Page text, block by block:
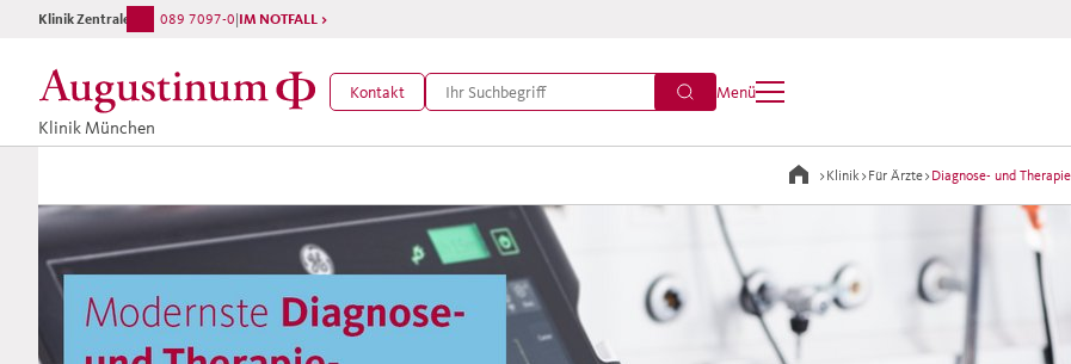
Klinik München
Kontakt Menü
Klinik Zentrale 089 7097-0|IM NOTFALL >
> Klinik > Für Ärzte> Diagnose- und